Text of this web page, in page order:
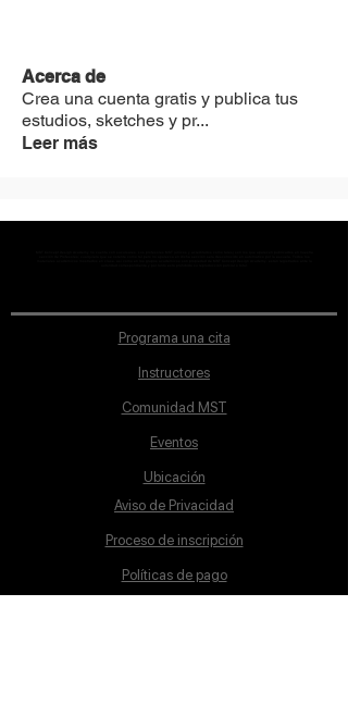
Acerca de
Crea una cuenta gratis y publica tus
estudios, sketches y pr...
Leer más
Programa una cita
Instructores
Comunidad MST
Eventos
Ubicación
Aviso de Privacidad
Proceso de inscripción
Políticas de pago